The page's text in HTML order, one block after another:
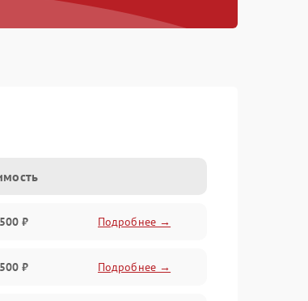
₽ Подробнее →
₽ Подробнее →